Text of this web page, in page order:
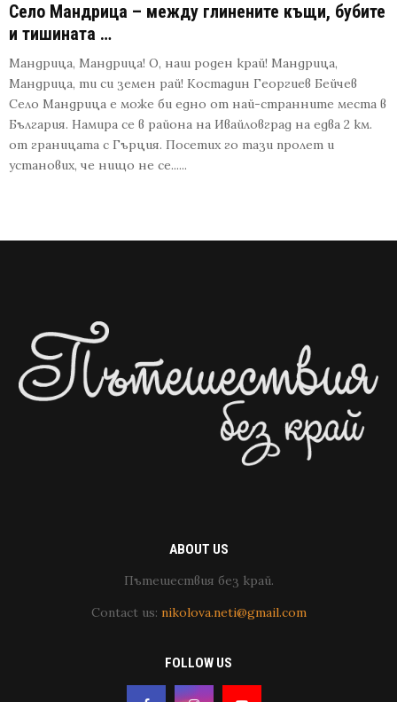
Село Мандрица – между глинените къщи, бубите
и тишината …
Мандрица, Мандрица! О, наш роден край! Мандрица,
Мандрица, ти си земен рай! Костадин Георгиев Бейчев
Село Мандрица е може би едно от най-странните места в
България. Намира се в района на Ивайловград на едва 2 км.
от границата с Гърция. Посетих го тази пролет и
установих, че нищо не се......
ABOUT US
Пътешествия без край.
Contact us: nikolova.neti@gmail.com
FOLLOW US